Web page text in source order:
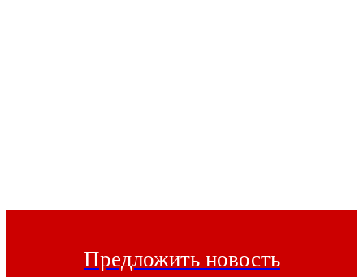
Предложить новость